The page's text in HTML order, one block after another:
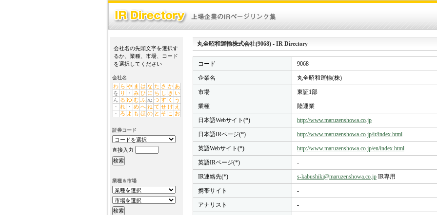
会社名の先頭文字を選択す
るか、業種、市場、コード
を選択してください
会社名
わ ら や ま は な た さ か あ
を り ・ み ひ に ち し き い
ん る ゆ む ふ ぬ つ す く
う
・ れ ・ め へ ね て せ け え
・
ろ よ も ほ の と そ こ お
証券コード
直接入力
業種＆市場
丸全昭和運輸株式会社(9068) - IR Directory
コード 9068
企業名 丸全昭和運輸(株)
市場 東証1部
業種 陸運業
日本語Webサイト(*) http://www.maruzenshowa.co.jp
日本語IRページ(*) http://www.maruzenshowa.co.jp/ir/index.html
英語Webサイト(*) http://www.maruzenshowa.co.jp/en/index.html
英語IRページ(*) -
IR連絡先(*) s-kabushiki@maruzenshowa.co.jp IR専用
携帯サイト -
アナリスト -